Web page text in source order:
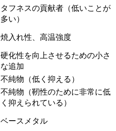
タフネスの貢献者（低いことが
多い）
焼入れ性、高温強度
硬化性を向上させるための小さ
な追加
不純物（低く抑える）
不純物（靭性のために非常に低
く抑えられている）
ベースメタル